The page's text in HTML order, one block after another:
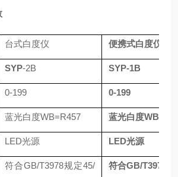
台式白度仪 便携式白度仪
SYP-2B SYP-1B
0-199 0-199
蓝光白度WB=R457 蓝光白度
LED光源 LED光源
符合GB/T3978规定45/
符合GB/T3978规